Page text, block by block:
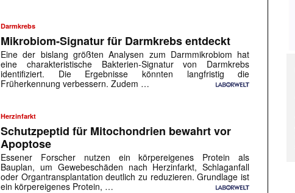
Darmkrebs
Mikrobiom-Signatur für Darmkrebs entdeckt
Eine der bislang größten Analysen zum Darmmikrobiom hat
eine charakteristische Bakterien-Signatur von Darmkrebs
identifiziert. Die Ergebnisse könnten langfristig die
Früherkennung verbessern. Zudem …
Herzinfarkt
Schutzpeptid für Mitochondrien bewahrt vor
Apoptose
Essener Forscher nutzen ein körpereigenes Protein als
Bauplan, um Gewebeschäden nach Herzinfarkt, Schlaganfall
oder Organtransplantation deutlich zu reduzieren. Grundlage ist
ein körpereigenes Protein, …